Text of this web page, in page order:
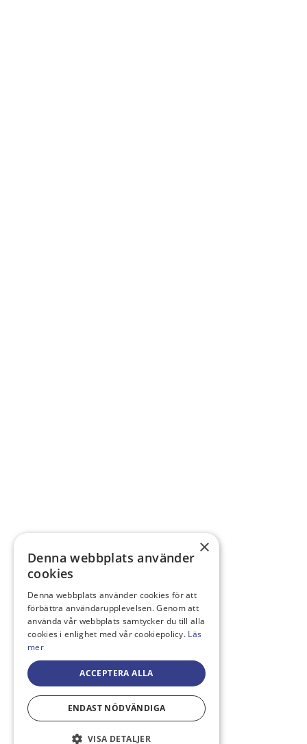
×
Denna webbplats använder
cookies
Denna webbplats använder cookies för att
förbättra användarupplevelsen. Genom att
använda vår webbplats samtycker du till alla
cookies i enlighet med vår cookiepolicy. Läs
mer
ACCEPTERA ALLA
ENDAST NÖDVÄNDIGA
VISA DETALJER